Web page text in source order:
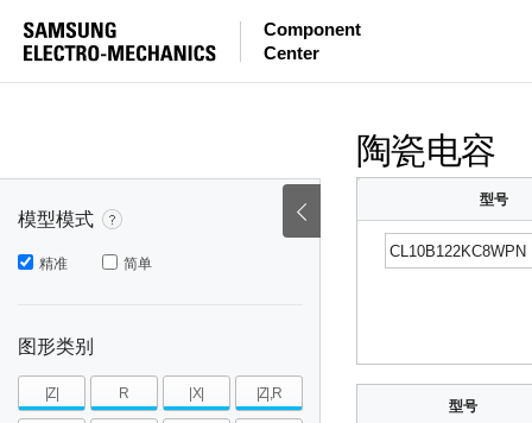
Component
Center
模型模式
精准 简单
图形类别
|Z| R |X| |Z|,R
陶瓷电容
型号
~
~
~
型号